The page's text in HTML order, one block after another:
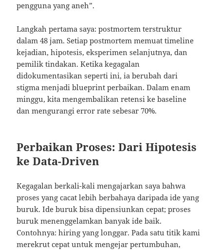
pengguna yang aneh”.
Langkah pertama saya: postmortem terstruktur
dalam 48 jam. Setiap postmortem memuat timeline
kejadian, hipotesis, eksperimen selanjutnya, dan
pemilik tindakan. Ketika kegagalan
didokumentasikan seperti ini, ia berubah dari
stigma menjadi blueprint perbaikan. Dalam enam
minggu, kita mengembalikan retensi ke baseline
dan mengurangi error rate sebesar 70%.
Perbaikan Proses: Dari Hipotesis
ke Data-Driven
Kegagalan berkali-kali mengajarkan saya bahwa
proses yang cacat lebih berbahaya daripada ide yang
buruk. Ide buruk bisa dipensiunkan cepat; proses
buruk menenggelamkan banyak ide baik.
Contohnya: hiring yang longgar. Pada satu titik kami
merekrut cepat untuk mengejar pertumbuhan,